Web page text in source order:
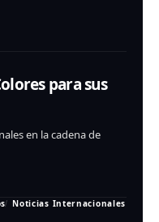
para sus
en la cadena de
Noticias Internacionales